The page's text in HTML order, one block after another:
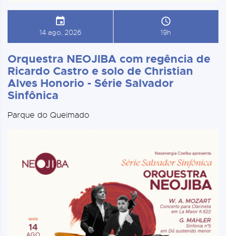
14 ago, 2026 19h
Orquestra NEOJIBA com regência de
Ricardo Castro e solo de Christian
Alves Honorio - Série Salvador
Sinfônica
Parque do Queimado